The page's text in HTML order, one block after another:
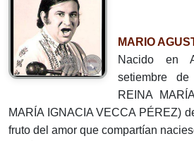
MARIO
Nacido en
setiembre
REINA
MARÍA IGNACIA VECCA PÉREZ)
fruto del amor que compartían